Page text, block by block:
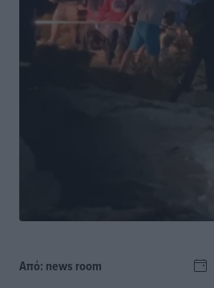
Από: news room